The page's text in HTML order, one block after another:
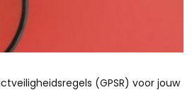
(GPSR) voor jouw